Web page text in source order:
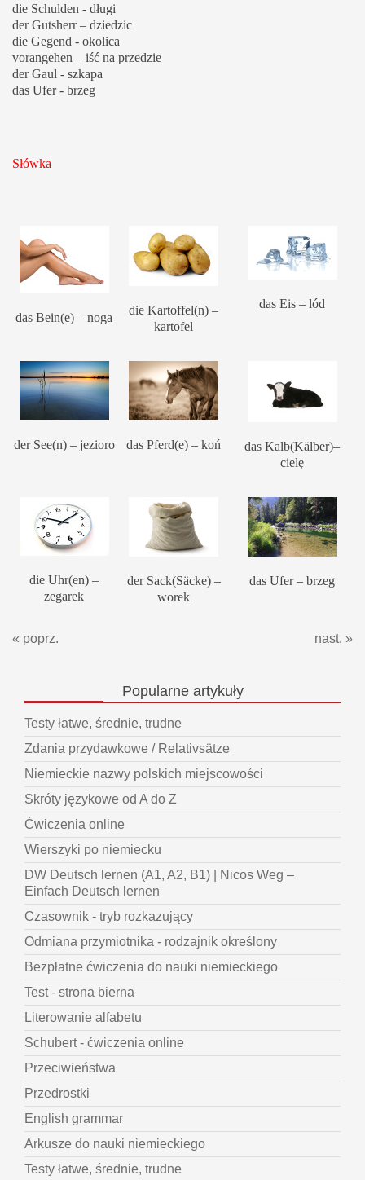
die Schulden - długi
der Gutsherr – dziedzic
die Gegend - okolica
vorangehen – iść na przedzie
der Gaul - szkapa
das Ufer - brzeg
Słówka
das Bein(e) – noga
die Kartoffel(n) –
kartofel
das Eis – lód
der See(n) – jezioro das Pferd(e) – koń
das Kalb(Kälber)–
cielę
die Uhr(en) –
zegarek
der Sack(Säcke) –
worek
das Ufer – brzeg
« poprz. nast. »
Popularneartykuły
Testy łatwe, średnie, trudne
Zdania przydawkowe / Relativsätze
Niemieckie nazwy polskich miejscowości
Skróty językowe od A do Z
Ćwiczenia online
Wierszyki po niemiecku
DW Deutsch lernen (A1, A2, B1) | Nicos Weg –
Einfach Deutsch lernen
Czasownik - tryb rozkazujący
Odmiana przymiotnika - rodzajnik określony
Bezpłatne ćwiczenia do nauki niemieckiego
Test - strona bierna
Literowanie alfabetu
Schubert - ćwiczenia online
Przeciwieństwa
Przedrostki
English grammar
Arkusze do nauki niemieckiego
Testy łatwe, średnie, trudne